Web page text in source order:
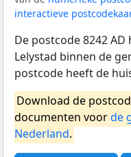
interactieve
De postcode 8242
Lelystad binnen de
postcode heeft de
Download de
documenten voorde
Nederland.